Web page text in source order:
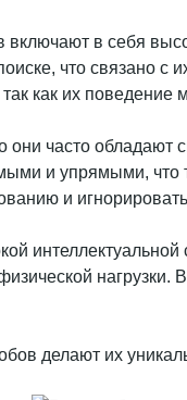
включают в себя
что связано
как их
они часто
и упрямыми,
и
делают их